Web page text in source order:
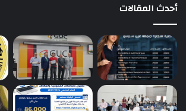
أحدث المقالات